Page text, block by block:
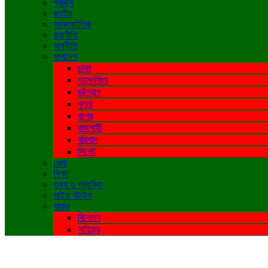
প্রচ্ছদ
জাতীয়
আন্তর্জাতিক
রাজনীতি
অর্থনীতি
সারাদেশ
ঢাকা
ময়মনসিংহ
চট্টগ্রাম
খুলনা
রংপুর
রাজশাহী
বরিশাল
সিলেট
খেলা
শিক্ষা
তথ্য ও প্রযুক্তি
লাইফ স্টাইল
আরও
বিনোদন
সাহিত্য